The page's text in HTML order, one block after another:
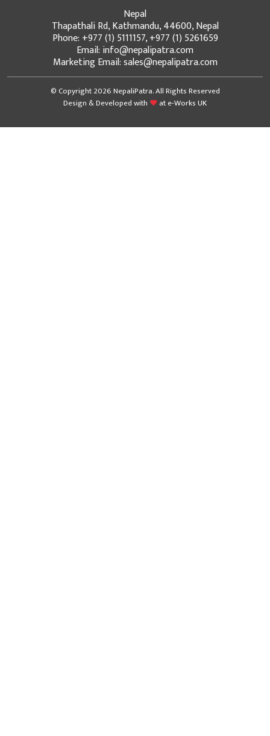
Nepal
Thapathali Rd, Kathmandu, 44600, Nepal
Phone: +977 (1) 5111157, +977 (1) 5261659
Email: info@nepalipatra.com
Marketing Email: sales@nepalipatra.com
© Copyright 2026 NepaliPatra. All Rights Reserved
Design & Developed with
ate-Works UK